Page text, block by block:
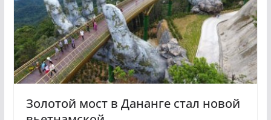
Золотой мост в Дананге стал новой